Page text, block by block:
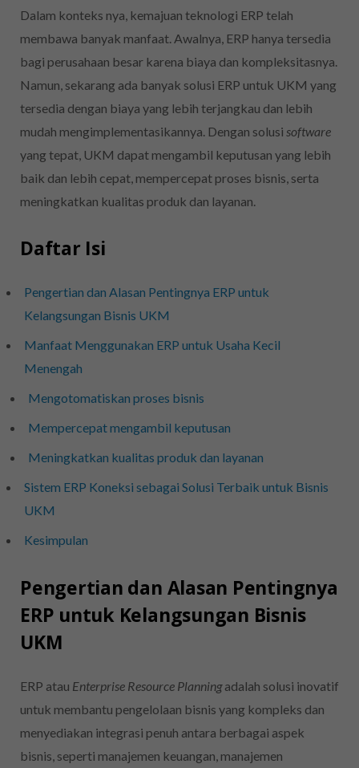
Dalam konteks nya, kemajuan teknologi ERP telah
membawa banyak manfaat. Awalnya, ERP hanya tersedia
bagi perusahaan besar karena biaya dan kompleksitasnya.
Namun, sekarang ada banyak solusi ERP untuk UKM yang
tersedia dengan biaya yang lebih terjangkau dan lebih
mudah mengimplementasikannya. Dengan solusi software
yang tepat, UKM dapat mengambil keputusan yang lebih
baik dan lebih cepat, mempercepat proses bisnis, serta
meningkatkan kualitas produk dan layanan.
Daftar Isi
Pengertian dan Alasan Pentingnya ERP untuk
Kelangsungan Bisnis UKM
Manfaat Menggunakan ERP untuk Usaha Kecil
Menengah
Mengotomatiskan proses bisnis
Mempercepat mengambil keputusan
Meningkatkan kualitas produk dan layanan
Sistem ERP Koneksi sebagai Solusi Terbaik untuk Bisnis
UKM
Kesimpulan
Pengertian dan Alasan Pentingnya
ERP untuk Kelangsungan Bisnis
UKM
ERP atau Enterprise Resource Planningadalah solusi inovatif
untuk membantu pengelolaan bisnis yang kompleks dan
menyediakan integrasi penuh antara berbagai aspek
bisnis, seperti manajemen keuangan, manajemen